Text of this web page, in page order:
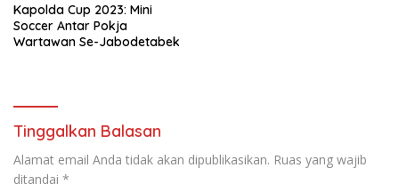
Kapolda Cup 2023: Mini
Soccer Antar Pokja
Wartawan Se-Jabodetabek
Tinggalkan Balasan
Alamat email Anda tidak akan dipublikasikan. Ruas yang wajib
ditandai *